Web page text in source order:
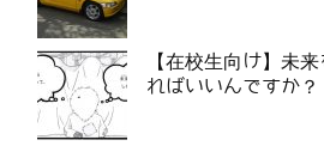
【在校生向け】未
ればいいんですか？